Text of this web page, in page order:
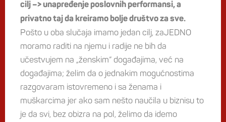
cilj –> unapređenje poslovnih performansi, a
privatno taj da kreiramo bolje društvo za sve.
Pošto u oba slučaja imamo jedan cilj, zaJEDNO
moramo raditi na njemu i radije ne bih da
učestvujem na „ženskim“ događajima, već na
događajima; želim da o jednakim mogućnostima
razgovaram istovremeno i sa ženama i
muškarcima jer ako sam nešto naučila u biznisu to
je da svi, bez obizra na pol, želimo da idemo